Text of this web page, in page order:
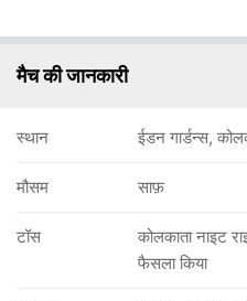
मैच की जानकारी
स्थान ईडन गार्डन्स,
मौसम साफ़
टॉस
कोलकाता नाइट
फैसला किया